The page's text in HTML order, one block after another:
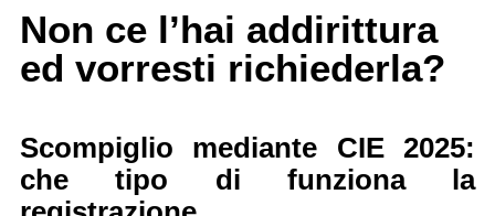
Non ce l’hai addirittura
ed vorresti richiederla?
Scompiglio mediante CIE 2025:
che tipo di funziona la